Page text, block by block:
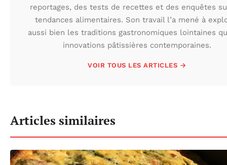
reportages, des tests de recettes et des enquêtes
tendances alimentaires. Son travail l’a mené à
aussi bien les traditions gastronomiques lointaines
innovations pâtissières contemporaines.
VOIR TOUS LES ARTICLES →
Articles similaires